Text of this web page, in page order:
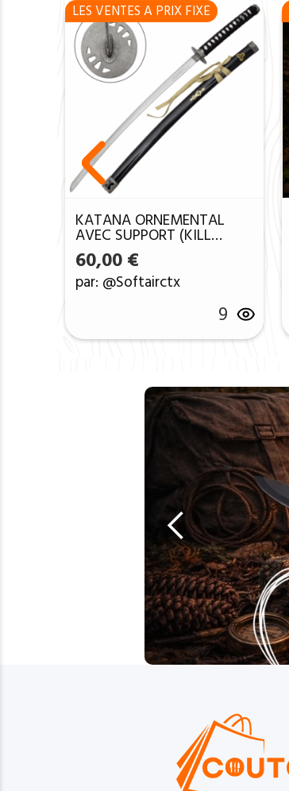
LES VENTES A PRIX FIXE
KATANA ORNEMENTAL
AVEC SUPPORT (KILL
BILL3)
60,00 €
par: @Softairctx
9